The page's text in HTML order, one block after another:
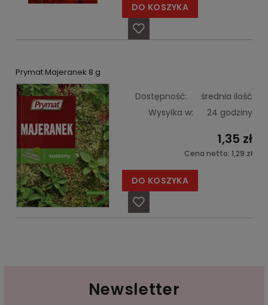
DO KOSZYKA
Prymat Majeranek 8 g
Dostępność:
średnia ilość
Wysyłka w:
24 godziny
1,35 zł
Cena netto: 1,29 zł
DO KOSZYKA
Newsletter